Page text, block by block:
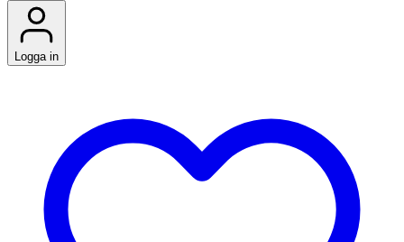
Logga in